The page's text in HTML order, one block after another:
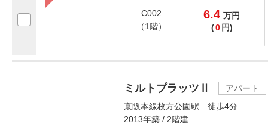
C002
（1階）
6.4 万円
(0 円)
ミルトプラッツⅡ
アパート
京阪本線枚方公園駅 徒歩4分
2013年築 / 2階建